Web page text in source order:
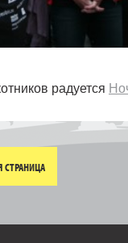
радуется